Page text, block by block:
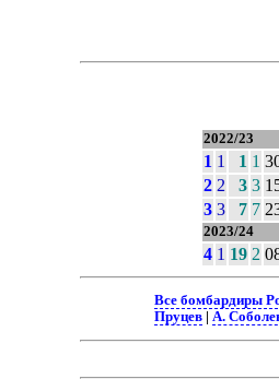
2022/23
1 1 1 1
2 2 3 3
3 3 7 7
2023/24
4 1 19 2
Все бомбардиры
Пруцев| А.